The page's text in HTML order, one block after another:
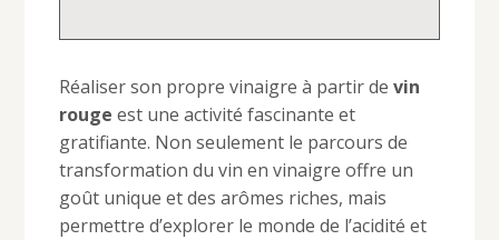
Réaliser son propre vinaigre à partir de vin
rouge est une activité fascinante et
gratifiante. Non seulement le parcours de
transformation du vin en vinaigre offre un
goût unique et des arômes riches, mais
permettre d’explorer le monde de l’acidité et